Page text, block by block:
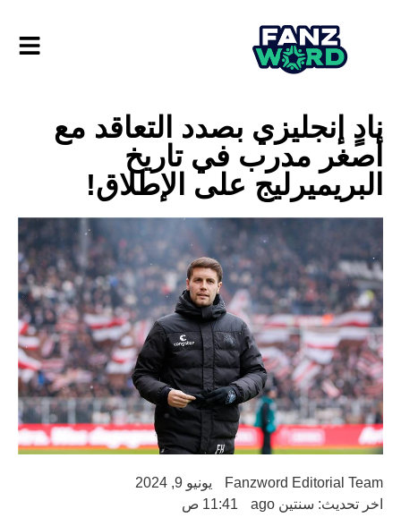
نادٍ إنجليزي بصدد التعاقد مع
أصغر مدرب في تاريخ
البريميرليج على الإطلاق!
Fanzword Editorial Team
يونيو 9, 2024
اخر تحديث: سنتين ago
11:41 ص